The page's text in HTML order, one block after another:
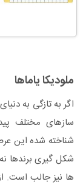
ملودیکا یاماها
اگر به تازگی به
سازهای مختلف
شناخته شده این
شکل گیری برندها
ها نیز جالب است.